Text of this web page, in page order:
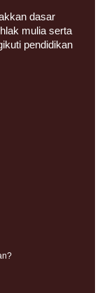
dasar
mulia serta
pendidikan